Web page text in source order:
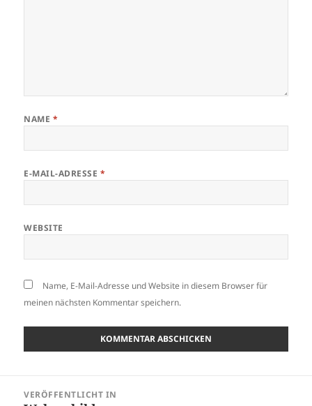
NAME *
E-MAIL-ADRESSE *
WEBSITE
Name, E-Mail-Adresse und Website in diesem Browser für
meinen nächsten Kommentar speichern.
VERÖFFENTLICHT IN